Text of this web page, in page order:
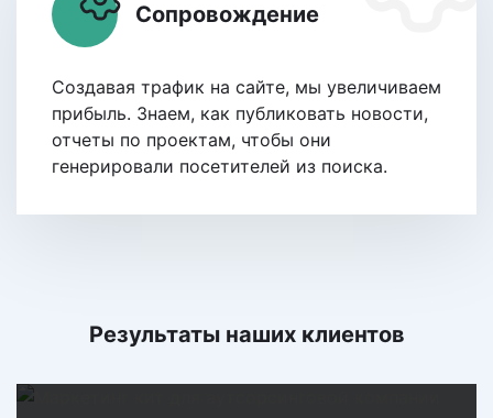
Сопровождение
Создавая трафик на сайте, мы увеличиваем
прибыль. Знаем, как публиковать новости,
отчеты по проектам, чтобы они
генерировали посетителей из поиска.
Результаты наших клиентов